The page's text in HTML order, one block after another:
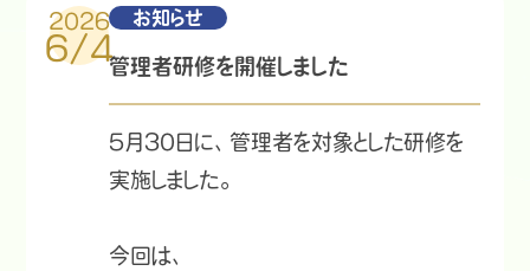
2026
6/4
お知らせ
管理者研修を開催しました
5月30日に、管理者を対象とした研修を
実施しました。
今回は、